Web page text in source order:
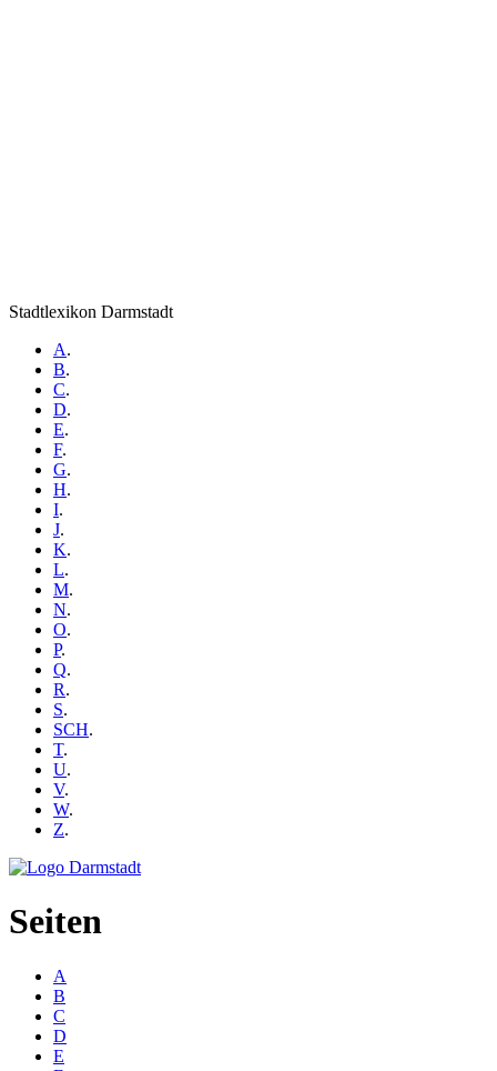
Stadtlexikon Darmstadt
A.
B.
C.
D.
E.
F.
G.
H.
I.
J.
K.
L.
M.
N.
O.
P.
Q.
R.
S.
SCH.
T.
U.
V.
W.
Z.
Seiten
A
B
C
D
E